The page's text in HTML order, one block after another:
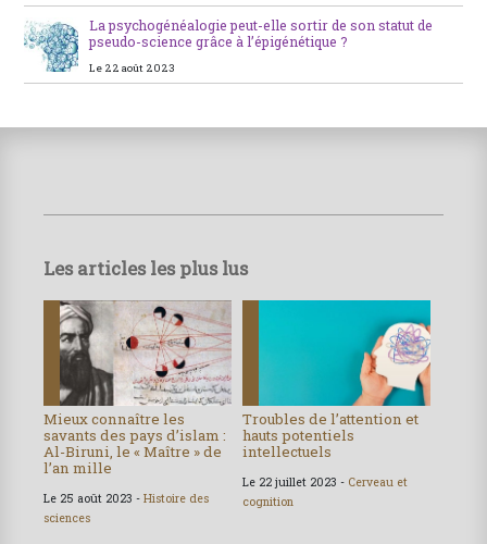
La psychogénéalogie peut-elle sortir de son statut de
pseudo-science grâce à l’épigénétique ?
Le 22 août 2023
Les articles les plus lus
Mieux connaître les
savants des pays d’islam :
Al-Biruni, le « Maître » de
l’an mille
Le 25 août 2023 - Histoire des
sciences
Troubles de l’attention et
hauts potentiels
intellectuels
Le 22 juillet 2023 - Cerveau et
cognition